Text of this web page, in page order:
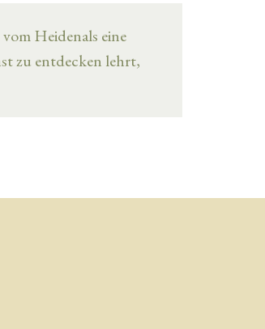
Heidenals eine
zu entdecken lehrt,